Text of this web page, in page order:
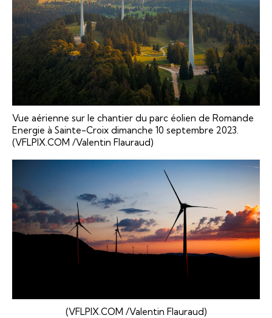
Vue aérienne sur le chantier du parc éolien de Romande
Energie à Sainte-Croix dimanche 10 septembre 2023.
(VFLPIX.COM /Valentin Flauraud)
(VFLPIX.COM /Valentin Flauraud)